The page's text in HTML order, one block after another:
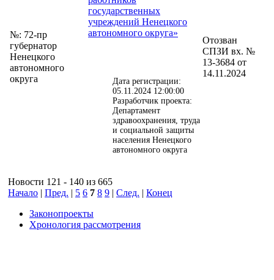
№: 72-пр
губернатор
Ненецкого
автономного
округа
государственных
учреждений Ненецкого
автономного округа»
Дата регистрации:
05.11.2024 12:00:00
Разработчик проекта:
Департамент
здравоохранения, труда
и социальной защиты
населения Ненецкого
автономного округа
Отозван
СПЗИ вх. №
13-3684 от
14.11.2024
Новости 121 - 140 из 665
Начало | Пред. | 5 6 7 8 9 | След. | Конец
Законопроекты
Хронология рассмотрения